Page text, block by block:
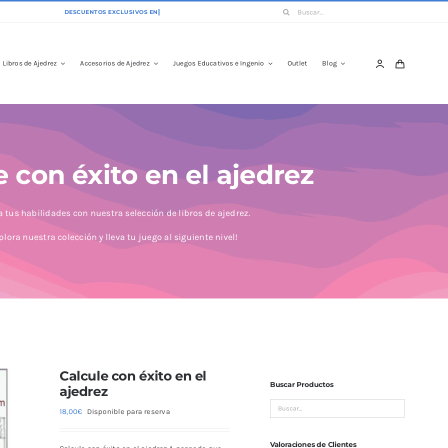
Buscar:
Libros de Ajedrez Accesorios de Ajedrez Juegos Educativos e Ingenio Outlet Blog
con éxito en el ajedrez
tus habilidades con nuestra selección de libros de ajedrez.
nuestra colección y lleva tu juego al siguiente nivel!
Calcule con éxito en el
ajedrez
18,00€ Disponible para reserva
Buscar Productos
Valoraciones de Clientes